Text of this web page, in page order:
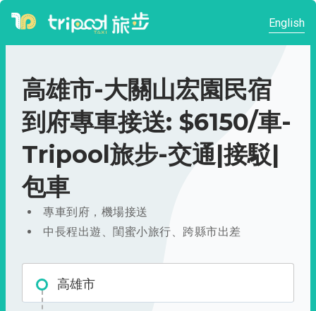
English
高雄市-大關山宏園民宿
到府專車接送: $6150/車-
Tripool旅步-交通|接駁|
包車
專車到府，機場接送
中長程出遊、閨蜜小旅行、跨縣市出差
高雄市